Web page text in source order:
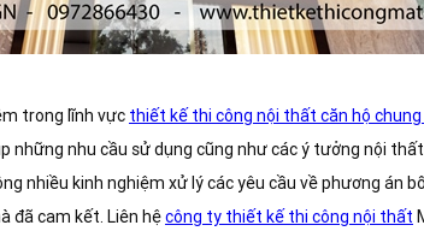
trong lĩnh vực thiết kế thi công nội thất căn hộ chung
những nhu cầu sử dụng cũng như các ý tưởng nội
nhiều kinh nghiệm xử lý các yêu cầu về phương án
đã cam kết. Liên hệcông ty thiết kế thi công nội thất